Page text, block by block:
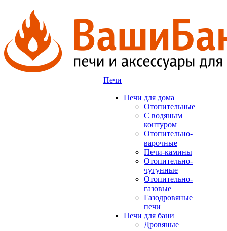
Печи
Печи для дома
Отопительные
C водяным
контуром
Отопительно-
варочные
Печи-камины
Отопительно-
чугунные
Отопительно-
газовые
Газодровяные
печи
Печи для бани
Дровяные